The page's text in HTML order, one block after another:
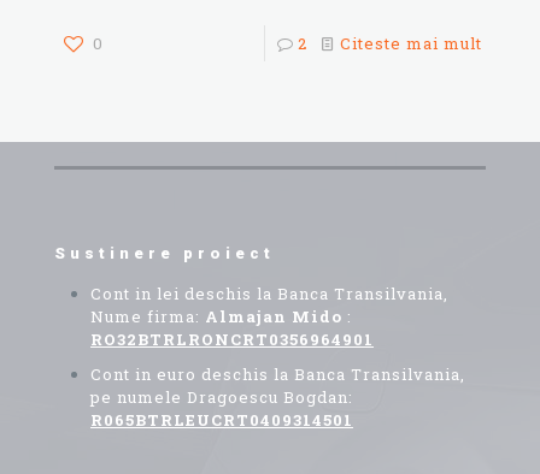
0 2 Citeste mai mult
Sustinere proiect
Cont in lei deschis la Banca Transilvania,
Nume firma: Almajan Mido :
RO32BTRLRONCRT0356964901
Cont in euro deschis la Banca Transilvania,
pe numele Dragoescu Bogdan:
R065BTRLEUCRT0409314501